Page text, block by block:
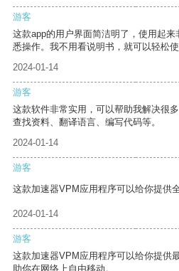
游客
这款app的用户界面简洁明了，使用起
悉操作。我不用看说明书，就可以轻松使
2024-01-14
游客
这款软件非常实用，可以帮助我解决很
查找资料、翻译语言、编写代码等。
2024-01-14
游客
这款加速器VPM应用程序可以给你提供
2024-01-14
游客
这款加速器VPM应用程序可以给你提供
助你在网络上自由移动。